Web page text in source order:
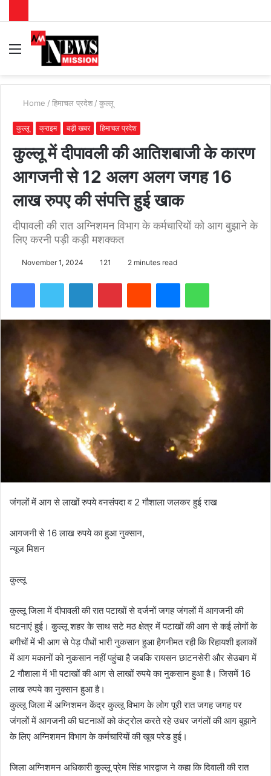
Menu
Home / हिमाचल प्रदेश / कुल्लू
कुल्लू क्राइम बड़ी खबर हिमाचल प्रदेश
कुल्लू में दीपावली की आतिशबाजी के कारण
आगजनी से 12 अलग अलग जगह 16
लाख रुपए की संपत्ति हुई खाक
दीपावली की रात अग्निशमन विभाग के कर्मचारियों को आग बुझाने के
लिए करनी पड़ी कड़ी मशक्कत
November 1, 2024 121 2 minutes read
जंगलों में आग से लाखों रुपये वनसंपदा व 2 गौशाला जलकर हुई राख
आगजनी से 16 लाख रुपये का हुआ नुक्सान,
न्यूज मिशन
कुल्लू
कुल्लू जिला में दीपावली की रात पटाखों से दर्जनों जगह जंगलों में आगजनी की
घटनाएं हुई। कुल्लू शहर के साथ सटे मठ क्षेत्र में पटाखों की आग से कई लोगों के
बगीचों में भी आग से पेड़ पौधों भारी नुकसान हुआ हैगनीमत रही कि रिहायशी इलाकों
में आग मकानों को नुकसान नहीं पहुंचा है जबकि रायसन छाटनसेरी और सेउबाग में
2 गौशाला में भी पटाखों की आग से लाखों रुपये का नुकसान हुआ है। जिसमें 16
लाख रुपये का नुक्सान हुआ है।
कुल्लू जिला में अग्निशमन केंद्र कुल्लू विभाग के लोग पूरी रात जगह जगह पर
जंगलों में आगजनी की घटनाओं को कंट्रोल करते रहे उधर जगंलों की आग बुझाने
के लिए अग्निशमन विभाग के कर्मचारियों की खूब परेड हुई।
जिला अग्निशमन अधिकारी कुल्लू प्रेम सिंह भारद्वाज ने कहा कि दिवाली की रात